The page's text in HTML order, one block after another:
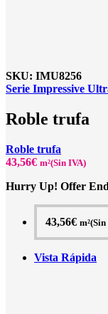
SKU: IMU8256
Serie Impressive
Roble trufa
Roble trufa
43,56€ m²(Sin IVA)
Hurry Up! Offer
43,56€
Vista Rápida